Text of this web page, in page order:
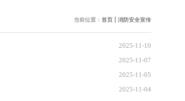
当前位置： 首页 消防安全宣传
2025-11-10
2025-11-07
2025-11-05
2025-11-04